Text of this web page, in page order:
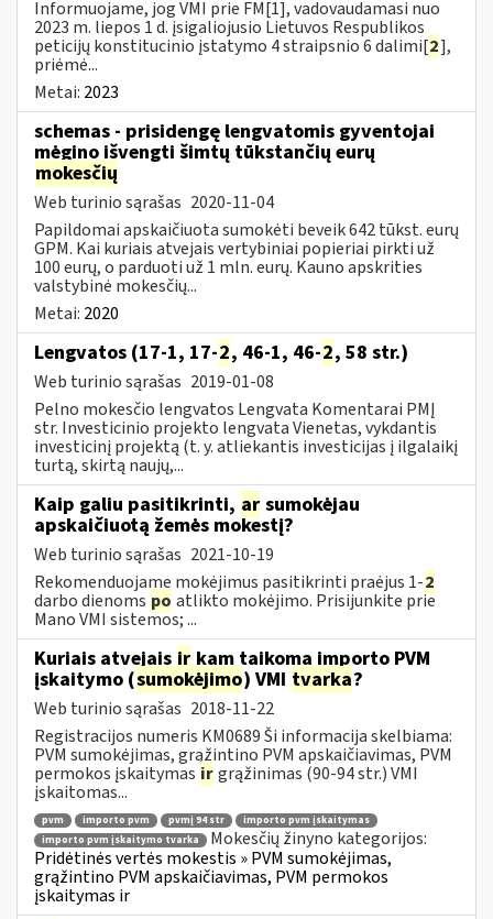
Informuojame, jog VMI prie FM[1], vadovaudamasi nuo
2023 m. liepos 1 d. įsigaliojusio Lietuvos Respublikos
peticijų konstitucinio įstatymo 4 straipsnio 6 dalimi[2],
priėmė...
Metai: 2023
schemas - prisidengę lengvatomis gyventojai
mėgino išvengti šimtų tūkstančių eurų
mokesčių
Web turinio sąrašas 2020-11-04
Papildomai apskaičiuota sumokėti beveik 642 tūkst. eurų
GPM. Kai kuriais atvejais vertybiniai popieriai pirkti už
100 eurų, o parduoti už 1 mln. eurų. Kauno apskrities
valstybinė mokesčių...
Metai: 2020
Lengvatos (17-1, 17-2, 46-1, 46-2, 58 str.)
Web turinio sąrašas 2019-01-08
Pelno mokesčio lengvatos Lengvata Komentarai PMĮ
str. Investicinio projekto lengvata Vienetas, vykdantis
investicinį projektą (t. y. atliekantis investicijas į ilgalaikį
turtą, skirtą naujų,...
Kaip galiu pasitikrinti, ar sumokėjau
apskaičiuotą žemės mokestį?
Web turinio sąrašas 2021-10-19
Rekomenduojame mokėjimus pasitikrinti praėjus 1-2
darbo dienoms po atlikto mokėjimo. Prisijunkite prie
Mano VMI sistemos; ...
Kuriais atvejais ir kam taikoma importo PVM
įskaitymo (sumokėjimo) VMI tvarka?
Web turinio sąrašas 2018-11-22
Registracijos numeris KM0689 Ši informacija skelbiama:
PVM sumokėjimas, grąžintino PVM apskaičiavimas, PVM
permokos įskaitymas irgrąžinimas (90-94 str.) VMI
įskaitomas...
pvm importo pvm pvmį 94 str
importo pvm įskaitymas
importo pvm įskaitymo tvarka
Mokesčių žinyno kategorijos:
Pridėtinės vertės mokestis » PVM sumokėjimas,
grąžintino PVM apskaičiavimas, PVM permokos
įskaitymas ir